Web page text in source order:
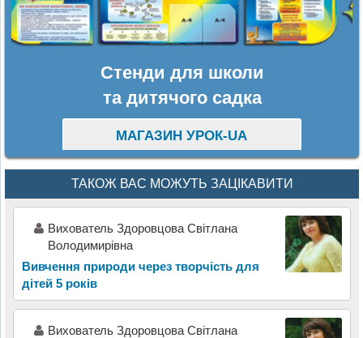
Стенди для школи
та дитячого садка
МАГАЗИН УРОК-UA
ТАКОЖ ВАС МОЖУТЬ ЗАЦІКАВИТИ
Вихователь Здоровцова Світлана
Володимирівна
Вивчення природи через творчість для
дітей 5 років
Вихователь Здоровцова Світлана